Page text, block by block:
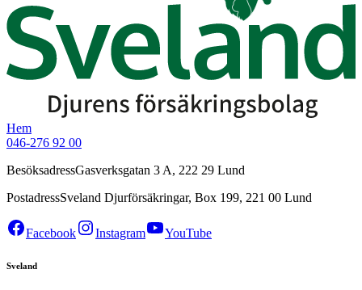
Hem
046-276 92 00
BesöksadressGasverksgatan 3 A, 222 29 Lund
PostadressSveland Djurförsäkringar, Box 199, 221 00 Lund
Facebook Instagram YouTube
Sveland